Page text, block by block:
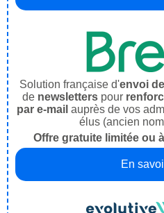
Solution française d'envoi
de newsletters pour
par e-mail auprès de vos
élus (ancien
Offre gratuite limitée ou
En